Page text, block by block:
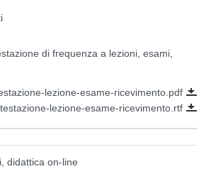
di frequenza a lezioni, esami,
lezione-esame-ricevimento.pdf
lezione-esame-ricevimento.rtf
didattica on-line